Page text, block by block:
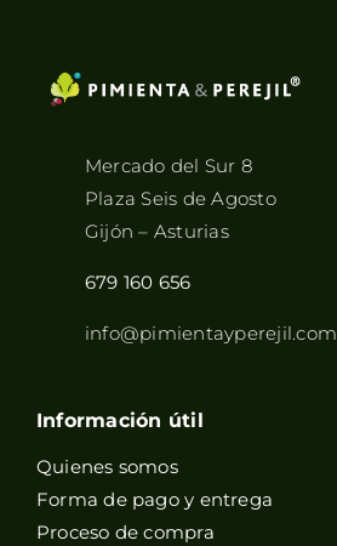
Mercado del Sur 8
Plaza Seis de Agosto
Gijón – Asturias
679 160 656
info@pimientayperejil.com
Información útil
Quienes somos
Forma de pago y entrega
Proceso de compra